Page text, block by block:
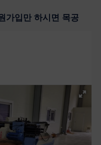
입만 하시면 목공기계를